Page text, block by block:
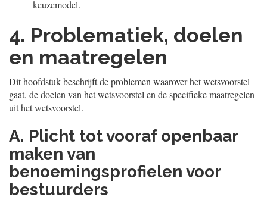
keuzemodel.
4. Problematiek, doelen
en maatregelen
Dit hoofdstuk beschrijft de problemen waarover het wetsvoorstel
gaat, de doelen van het wetsvoorstel en de specifieke maatregelen
uit het wetsvoorstel.
A. Plicht tot vooraf openbaar
maken van
benoemingsprofielen voor
bestuurders